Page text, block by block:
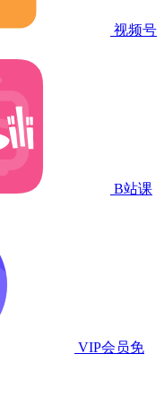
视频号
B站课
VIP会员免